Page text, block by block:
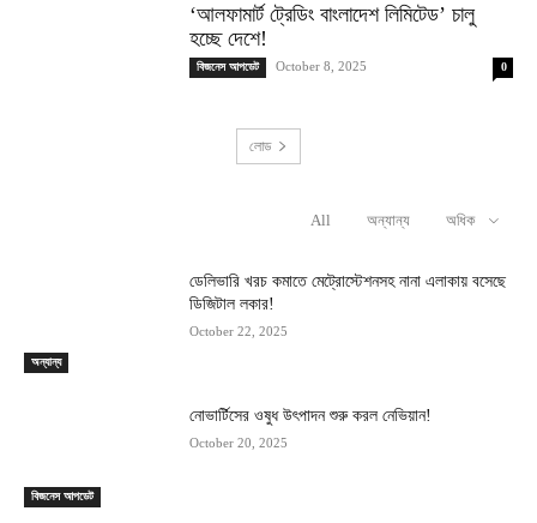
‘আলফামার্ট ট্রেডিং বাংলাদেশ লিমিটেড’ চালু
হচ্ছে দেশে!
বিজনেস আপডেট October 8, 2025 0
লোড
All অন্যান্য অধিক
অন্যান্য
ডেলিভারি খরচ কমাতে মেট্রোস্টেশনসহ নানা এলাকায় বসেছে
ডিজিটাল লকার!
October 22, 2025
বিজনেস আপডেট
নোভার্টিসের ওষুধ উৎপাদন শুরু করল নেভিয়ান!
October 20, 2025